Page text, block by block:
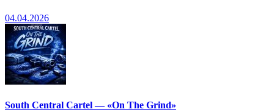
04.04.2026
South Central Cartel — «On The Grind»